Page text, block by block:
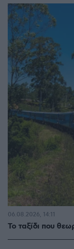
Το ταξίδι που
06.08.2026, 14:11